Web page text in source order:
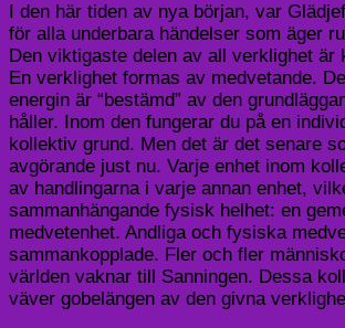
I den här tiden av nya början, var
för alla underbara händelser som äger
Den viktigaste delen av all verklighet är
En verklighet formas av medvetande.
energin är “bestämd” av den
håller. Inom den fungerar du på en
kollektiv grund. Men det är det senare
avgörande just nu. Varje enhet inom
av handlingarna i varje annan enhet,
sammanhängande fysisk helhet: en
medvetenhet. Andliga och fysiska
sammankopplade. Fler och fler
världen vaknar till Sanningen. Dessa
väver gobelängen av den givna